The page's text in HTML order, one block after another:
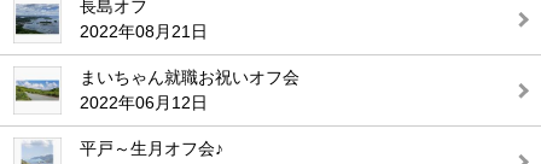
長島オフ
2022年08月21日
まいちゃん就職お祝いオフ会
2022年06月12日
平戸～生月オフ会♪